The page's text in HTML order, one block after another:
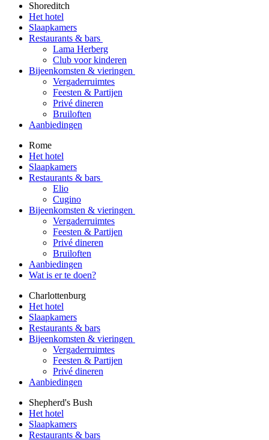
Shoreditch
Het hotel
Slaapkamers
Restaurants & bars
Lama Herberg
Club voor kinderen
Bijeenkomsten & vieringen
Vergaderruimtes
Feesten & Partijen
Privé dineren
Bruiloften
Aanbiedingen
Rome
Het hotel
Slaapkamers
Restaurants & bars
Elio
Cugino
Bijeenkomsten & vieringen
Vergaderruimtes
Feesten & Partijen
Privé dineren
Bruiloften
Aanbiedingen
Wat is er te doen?
Charlottenburg
Het hotel
Slaapkamers
Restaurants & bars
Bijeenkomsten & vieringen
Vergaderruimtes
Feesten & Partijen
Privé dineren
Aanbiedingen
Shepherd's Bush
Het hotel
Slaapkamers
Restaurants & bars